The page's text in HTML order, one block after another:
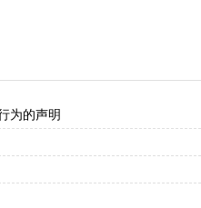
为的声明